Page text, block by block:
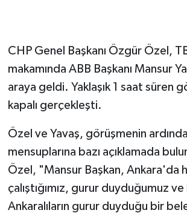
CHP Genel Başkanı Özgür Özel,
makamında ABB Başkanı Mansur
araya geldi. Yaklaşık 1 saat süren
kapalı gerçekleşti.
Özel ve Yavaş, görüşmenin
mensuplarına bazı açıklamada
Özel, "Mansur Başkan, Ankara'da
çalıştığımız, gurur duyduğumuz
Ankaralıların gurur duyduğu bir